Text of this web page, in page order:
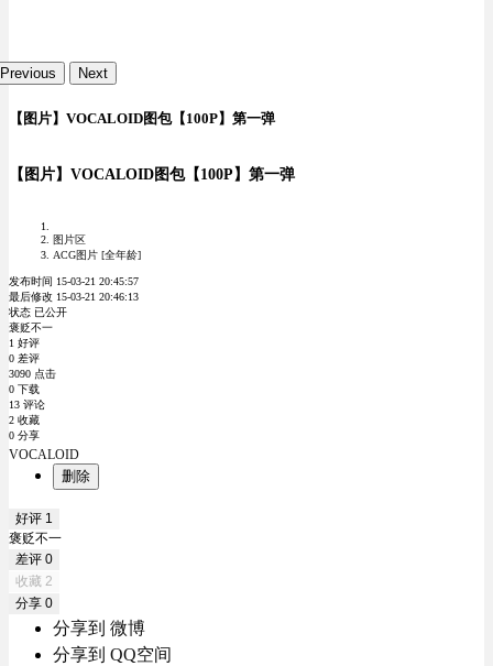
Previous Next
【图片】VOCALOID图包【100P】第一弹
【图片】VOCALOID图包【100P】第一弹
图片区
ACG图片 [全年龄]
发布时间 15-03-21 20:45:57
最后修改 15-03-21 20:46:13
状态 已公开
褒贬不一
1 好评
0 差评
3090 点击
0 下载
13 评论
2 收藏
0 分享
VOCALOID
删除
好评 1
褒贬不一
差评 0
收藏 2
分享 0
分享到 微博
分享到 QQ空间